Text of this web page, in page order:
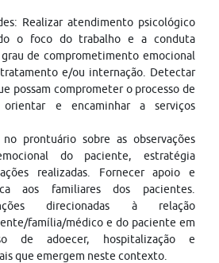
Realizar atendimento psicológico
o foco do trabalho e a conduta
de comprometimento emocional
tratamento e/ou internação. Detectar
possam comprometer o processo de
e encaminhar a serviços
prontuário sobre as observações
do paciente, estratégia
realizadas. Fornecer apoio e
aos familiares dos pacientes.
direcionadas à relação
família/médico e do paciente em
de adoecer, hospitalização e
que emergem neste contexto.